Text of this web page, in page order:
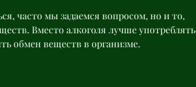
часто мы задаемся вопросом, но и то,
Вместо алкоголя лучше употреблять
обмен веществ в организме.